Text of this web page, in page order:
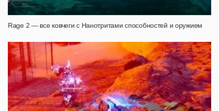
Rage 2 — все ковчеги с Нанотритами способностей и оружием